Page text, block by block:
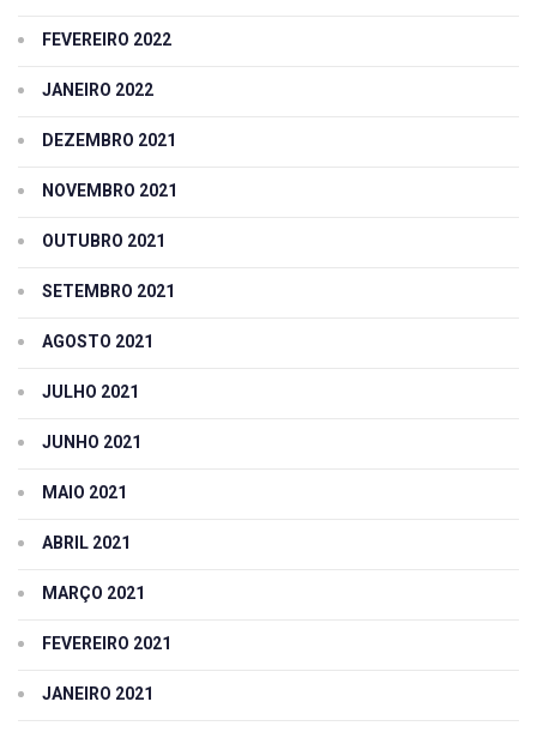
FEVEREIRO 2022
JANEIRO 2022
DEZEMBRO 2021
NOVEMBRO 2021
OUTUBRO 2021
SETEMBRO 2021
AGOSTO 2021
JULHO 2021
JUNHO 2021
MAIO 2021
ABRIL 2021
MARÇO 2021
FEVEREIRO 2021
JANEIRO 2021